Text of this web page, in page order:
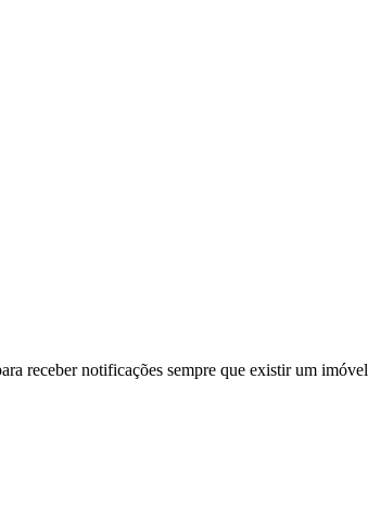
receber notificações sempre que existir um